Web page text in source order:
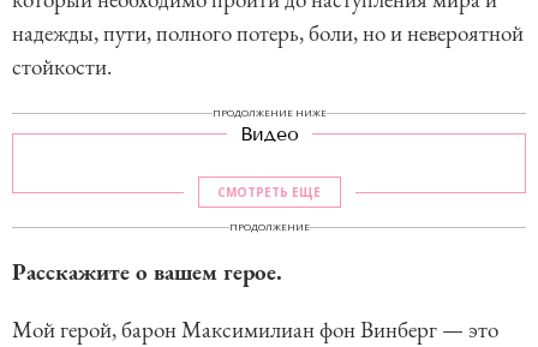
надежды, пути, полного потерь, боли, но и невероятной
стойкости.
ПРОДОЛЖЕНИЕ НИЖЕ
Видео
СМОТРЕТЬ ЕЩЕ
ПРОДОЛЖЕНИЕ
Расскажите о вашем герое.
Мой герой, барон Максимилиан фон Винберг — это